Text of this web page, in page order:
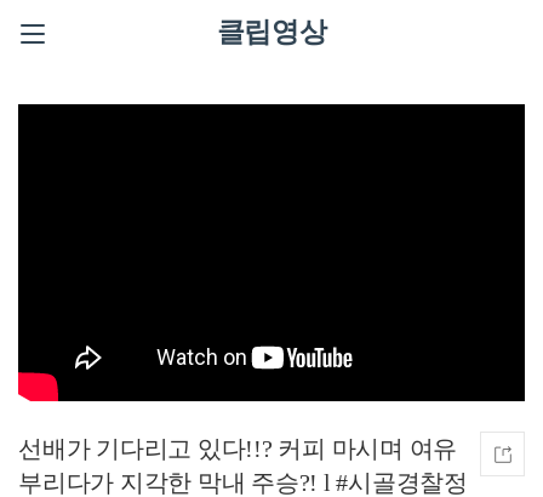
클립영상
선배가 기다리고 있다!!? 커피 마시며 여유
부리다가 지각한 막내 주승?!‍ l #시골경찰정